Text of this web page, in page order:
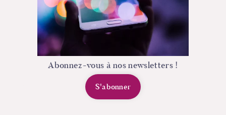
Abonnez-vous à nos newsletters !
S'abonner